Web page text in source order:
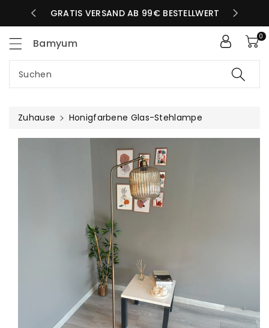
TAG GRATIS VERSAND AB 99€ BESTELLWERT
Bamyum
Suchen
0
Zuhause Honigfarbene Glas-Stehlampe